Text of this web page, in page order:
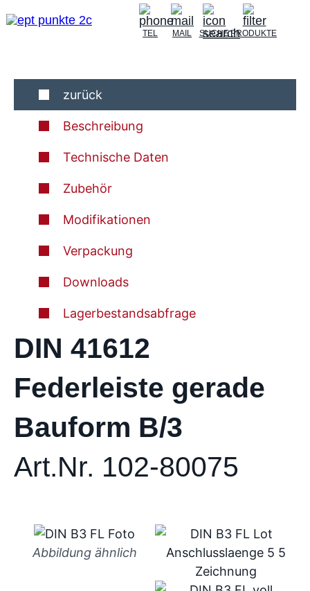
TEL MAIL SUCHEPRODUKTE
zurück
Beschreibung
Technische Daten
Zubehör
Modifikationen
Verpackung
Downloads
Lagerbestandsabfrage
DIN 41612
Federleiste gerade
Bauform B/3
Art.Nr. 102-80075
Abbildung ähnlich